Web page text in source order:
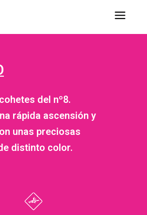
del nº8.
rápida ascensión y
unas preciosas
distinto color.